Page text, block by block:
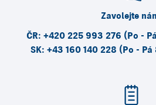
Zavolejte
ČR: +420 225 993 276 (Po -
SK: +43 160 140 228 (Po -